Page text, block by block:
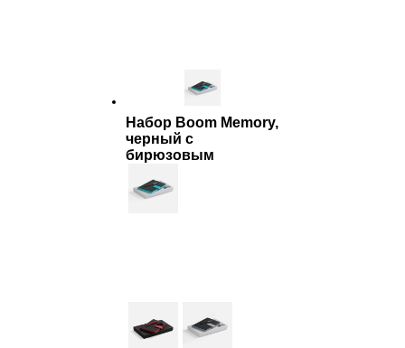
Набор Boom Memory,
черный с
бирюзовым